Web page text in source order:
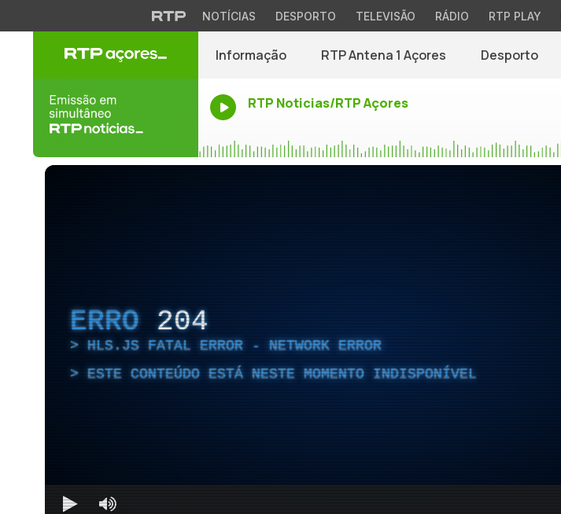
NOTÍCIAS DESPORTO TELEVISÃO RÁDIO RTP PLAY
Informação RTP Antena 1 Açores Desporto
RTP Noticias/RTP Açores
ERRO 204
HLS.JS FATAL ERROR - NETWORK ERROR
ESTE CONTEÚDO ESTÁ NESTE MOMENTO INDISPONÍVEL